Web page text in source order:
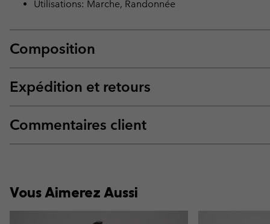
Utilisations: Marche, Randonnée
Composition
Expédition et retours
Commentaires client
Vous Aimerez Aussi